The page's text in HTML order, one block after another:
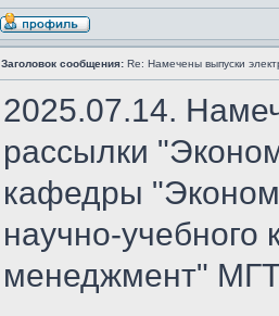
Заголовок сообщения: Re: Намечены выпуски
2025.07.14.
рассылки
кафедры
научно-
менеджмент"